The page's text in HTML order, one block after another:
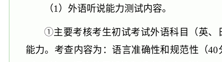
（1）外语听说能力测试内容。
①主要考核考生初试考试外语科目（英、
能力。考查内容为：语言准确性和规范性（40